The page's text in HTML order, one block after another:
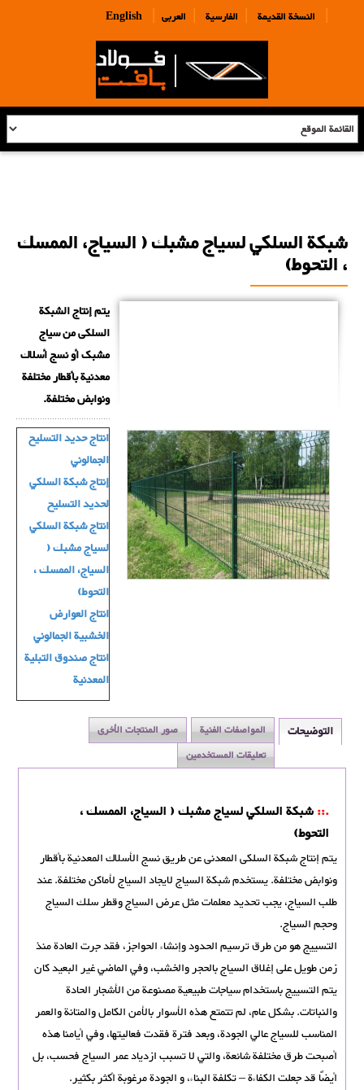
English| النسخة القديمة | الفارسية | العربی |
شبكة السلكي لسياج مشبك ( السياج، الممسك
، التحوط)
يتم إنتاج الشبكة
السلکی من سیاج
مشبک أو نسج أسلاك
معدنية بأقطار مختلفة
ونوابض مختلفة.
انتاج حديد التسليح
الجمالوني
إنتاج شبكة السلكي
لحديد التسليح
انتاج شبكة السلكي
لسياج مشبك (
السياج، الممسك ،
التحوط)
انتاج العوارض
الخشبية الجمالوني
انتاج صندوق التبلیة
المعدنية
التوضيحات المواصفات الفنية
صور المنتجات الأخرى
تعليقات المستخدمين
.::شبكة السلكي لسياج مشبك ( السياج، الممسك ،
التحوط)
يتم إنتاج شبکة السلکی المعدنی عن طريق نسج الأسلاك المعدنية بأقطار
ونوابض مختلفة. يستخدم شبکة السياج لایجاد السیاج لأماكن مختلفة. عند
طلب السياج، يجب تحديد معلمات مثل عرض السياج وقطر سلك السياج
وحجم السياج.
التسییج هو من طرق ترسیم الحدود وإنشاء الحواجز، فقد جرت العادة منذ
زمن طويل على إغلاق السياج بالحجر والخشب، وفي الماضي غير البعيد كان
يتم التسييج باستخدام سياجات طبيعية مصنوعة من الأشجار الحادة
والنباتات. بشكل عام، لم تتمتع هذه الأسوار بالأمن الكامل والمتانة والعمر
المناسب للسياج عالي الجودة، وبعد فترة فقدت فعاليتها، وفي أيامنا هذه
أصبحت طرق مختلفة شائعة، والتي لا تسبب ازدیاد عمر السياج فحسب، بل
أيضًا قد جعلت الكفاءة – تكلفة البناء، و الجودة مرغوبة أكثر بكثير.